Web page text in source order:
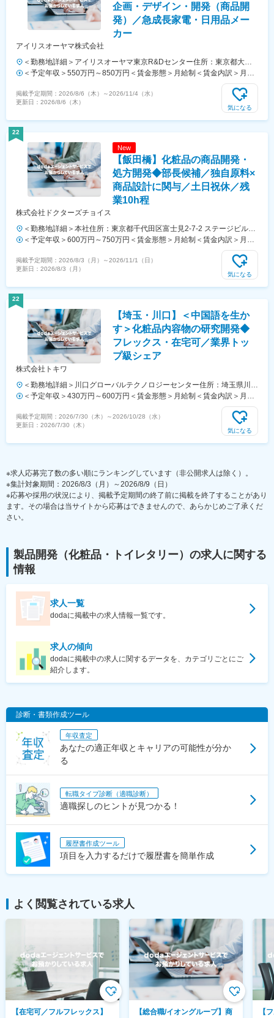
企画・デザイン・開発（商品開
発）／急成長家電・日用品メー
カー
アイリスオーヤマ株式会社
＜勤務地詳細＞アイリスオーヤマ東京R&Dセンター住所：東京都大田
区南蒲田2-16-1 テクノポートカマタセンター4Ｆ勤務地最寄駅：京浜
急行本線／京浜蒲田駅受動喫煙対策：屋内全面禁煙変更の範囲：本文参
照
＜予定年収＞550万円～850万円＜賃金形態＞月給制＜賃金内訳＞月額
（基本給）：280,000円～600,000円＜月給＞280,000円～600,000円＜
昇給有無＞有＜残業手当＞有＜給与補足＞■賞与：年2回（対象者は決
算賞与もあり）■昇給：年1回※スキル・経験・面接評価に応じて年収を
安の金額であり、選考を通じて上下する可能性があります。月給(月額)
は固定手当を含めた表記です。
掲載予定期間： 2026/8/6（木） ～2026/11/4（水）
更新日： 2026/8/6（木）
気になる
22
New
【飯田橋】化粧品の商品開発・
処方開発◆部長候補／独自原料×
商品設計に関与／土日祝休／残
業10h程
株式会社ドクターズチョイス
＜勤務地詳細＞本社住所：東京都千代田区富士見2-7-2 ステージビルデ
ィング17F受動喫煙対策：屋内全面禁煙変更の範囲：会社の定める事業
＜予定年収＞600万円～750万円＜賃金形態＞月給制＜賃金内訳＞月額
（基本給）：348,472円～435,615円固定残業手当/月：80,100円～
100,100円（固定残業時間30時間0分/月）超過した時間外労働の残業手
当は追加支給＜月給＞428,572円～535,715円（一律手当を含む）＜昇
掲載予定期間： 2026/8/3（月） ～2026/11/1（日）
更新日： 2026/8/3（月）
気になる
22
【埼玉・川口】＜中国語を生か
す＞化粧品内容物の研究開発◆
フレックス・在宅可／業界トッ
プ級シェア
株式会社トキワ
＜勤務地詳細＞川口グローバルテクノロジーセンター住所：埼玉県川口
市栄町1丁目19番26号 勤務地最寄駅：東京メトロ南北線／川口元郷駅
＜予定年収＞430万円～600万円＜賃金形態＞月給制＜賃金内訳＞月額
（基本給）：250,000円～342,000円＜月給＞250,000円～342,000円＜
昇給有無＞有＜残業手当＞有＜給与補足＞■昇給：1回／年■賞与：2回
／年（昨年度実績：約5.5ヶ月分／年間）賃金はあくまでも目安の金額
掲載予定期間： 2026/7/30（木） ～2026/10/28（水）
更新日： 2026/7/30（木）
気になる
※求人応募完了数の多い順にランキングしています（非公開求人は除く）。
※集計対象期間：2026/8/3（月）～2026/8/9（日）
※応募や採用の状況により、掲載予定期間の終了前に掲載を終了することがあり
ます。その場合は当サイトから応募はできませんので、あらかじめご了承くだ
さい。
製品開発（化粧品・トイレタリー） の求人に関する
情報
求人一覧
dodaに掲載中の求人情報一覧です。
求人の傾向
dodaに掲載中の求人に関するデータを、カテゴリごとにご
紹介します。
診断・書類作成ツール
年収査定
あなたの適正年収とキャリアの可能性が分か
る
転職タイプ診断（適職診断）
適職探しのヒントが見つかる！
履歴書作成ツール
項目を入力するだけで履歴書を簡単作成
よく閲覧されている求人
【在宅可／フルフレックス】
【総合職/イオングループ】商
【